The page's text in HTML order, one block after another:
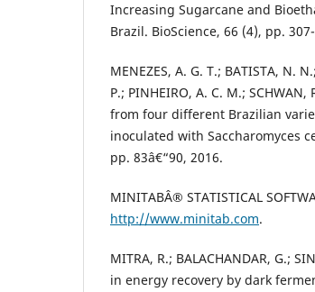
Increasing Sugarcane and
Brazil. BioScience, 66 (4), pp.
MENEZES, A. G. T.; BATISTA, N.
P.; PINHEIRO, A. C. M.;
from four different Brazilian
inoculated with Saccharomyces
pp. 83â€“90, 2016.
MINITABÂ® STATISTICAL
http://www.minitab.com.
MITRA, R.; BALACHANDAR, G.;
in energy recovery by dark